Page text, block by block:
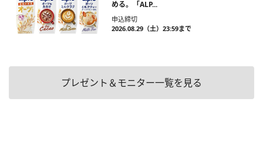
める。「ALP...
申込締切
2026.08.29（土）23:59まで
プレゼント＆モニター一覧を見る